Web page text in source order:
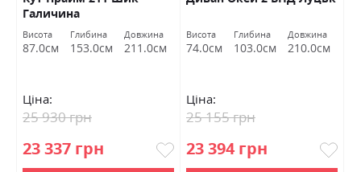
Галичина
Висота
87.0см
Глибина
153.0см
Довжина
211.0см
Ціна:
23 337 грн
25 930 грн
Висота
74.0см
Глибина
103.0см
Довжина
210.0см
Ціна:
23 394 грн
25 155 грн